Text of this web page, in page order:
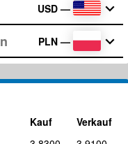
USD —
PLN —
Kauf
Verkauf